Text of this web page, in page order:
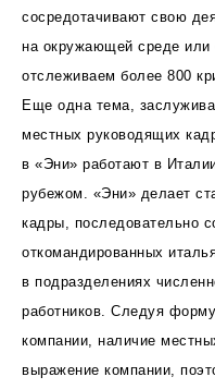
сосредотачивают свою
на окружающей среде или
отслеживаем более 800
Еще одна тема,
местных руководящих
в «Эни» работают в
рубежом. «Эни» делает
кадры, последовательно
откомандированных
в подразделениях
работников. Следуя
компании, наличие
выражение компании,